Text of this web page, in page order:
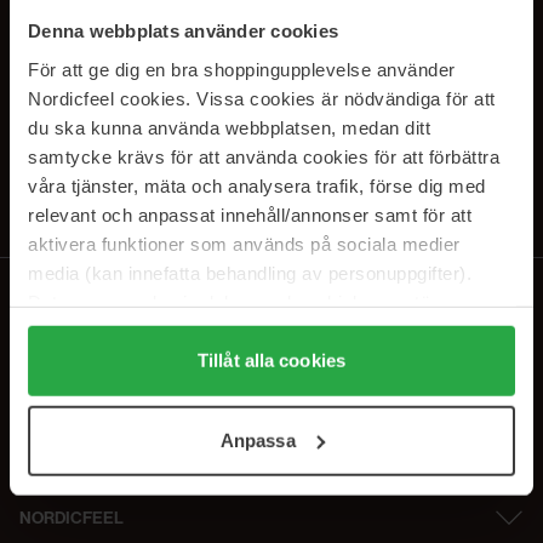
Denna webbplats använder cookies
För att ge dig en bra shoppingupplevelse använder
Nordicfeel cookies. Vissa cookies är nödvändiga för att
du ska kunna använda webbplatsen, medan ditt
samtycke krävs för att använda cookies för att förbättra
våra tjänster, mäta och analysera trafik, förse dig med
relevant och anpassat innehåll/annonser samt för att
aktivera funktioner som används på sociala medier
media (kan innefatta behandling av personuppgifter).
Genom att trycka på "Tillåt alla cookies" accepterar du
alla cookies, medan du under "Detaljer" kan anpassa
användningen av cookies. Du kan när som helst återkalla
samt vår Integritetspolicy.
Tillåt alla cookies
Anpassa
PRENUMERERA PÅ VÅRA
NYHETSBREV
E-postadress
Genom att prenumerera accepterar du vårIntegritetspolicy.
NORDICFEEL